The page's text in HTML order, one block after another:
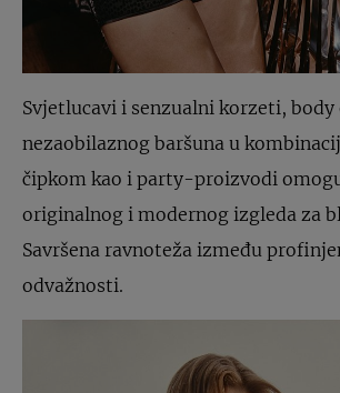
Svjetlucavi i senzualni korzeti, body
nezaobilaznog baršuna u
čipkom kao i party-proizvodi
originalnog i modernog izgleda za
Savršena ravnoteža između
odvažnosti.